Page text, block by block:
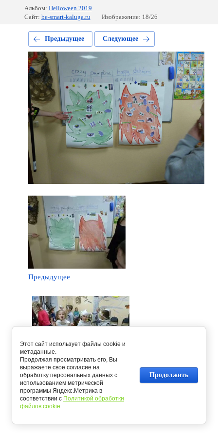
Альбом: Helloween 2019
Сайт: be-smart-kaluga.ru Изображение: 18/26
Предыдущее Следующее
Предыдущее
Следующее
Вернуться в галерею
Этот сайт использует файлы cookie и
метаданные.
Продолжая просматривать его, Вы
выражаете свое согласие на
обработку персональных данных с
использованием метрической
программы Яндекс.Метрика в
соответствии с Политикой обработки
файлов cookie
Продолжить